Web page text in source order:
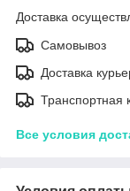
Доставка
Самовывоз
Доставка
Транспортная
Все условия